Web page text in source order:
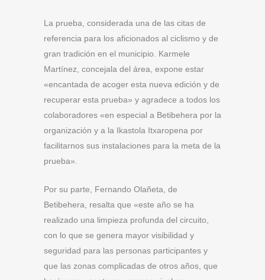
La prueba, considerada una de las citas de
referencia para los aficionados al ciclismo y de
gran tradición en el municipio. Karmele
Martínez, concejala del área, expone estar
«encantada de acoger esta nueva edición y de
recuperar esta prueba» y agradece a todos los
colaboradores «en especial a Betibehera por la
organización y a la Ikastola Itxaropena por
facilitarnos sus instalaciones para la meta de la
prueba».
Por su parte, Fernando Olañeta, de
Betibehera, resalta que «este año se ha
realizado una limpieza profunda del circuito,
con lo que se genera mayor visibilidad y
seguridad para las personas participantes y
que las zonas complicadas de otros años, que